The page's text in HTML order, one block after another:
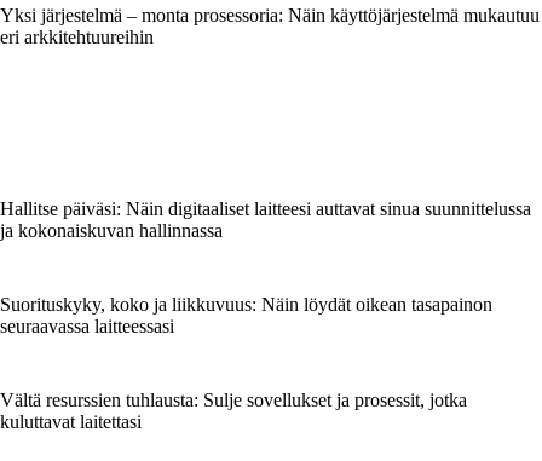
Yksi järjestelmä – monta prosessoria: Näin käyttöjärjestelmä mukautuu
eri arkkitehtuureihin
Hallitse päiväsi: Näin digitaaliset laitteesi auttavat sinua suunnittelussa
ja kokonaiskuvan hallinnassa
Suorituskyky, koko ja liikkuvuus: Näin löydät oikean tasapainon
seuraavassa laitteessasi
Vältä resurssien tuhlausta: Sulje sovellukset ja prosessit, jotka
kuluttavat laitettasi